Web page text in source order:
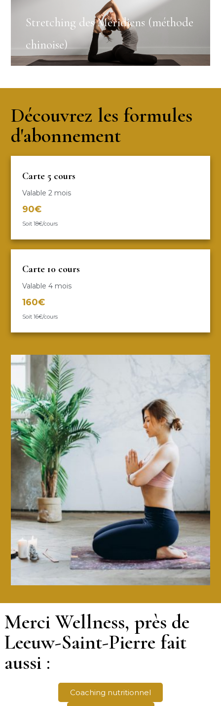
Stretching des Méridiens (méthode
chinoise)
Découvrez les formules
d'abonnement
Carte 5 cours
Valable 2 mois
90€
Soit 18€/cours
Carte 10 cours
Valable 4 mois
160€
Soit 16€/cours
Merci Wellness, près de
Leeuw-Saint-Pierre fait
aussi :
Coaching nutritionnel